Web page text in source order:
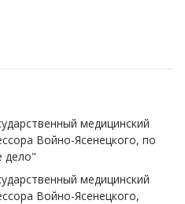
медицинский
Войно-Ясенецкого, по
дело"
медицинский
Войно-Ясенецкого,